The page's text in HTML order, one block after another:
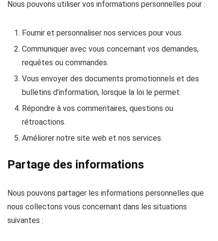
Nous pouvons utiliser vos informations personnelles pour :
Fournir et personnaliser nos services pour vous.
Communiquer avec vous concernant vos demandes,
requêtes ou commandes.
Vous envoyer des documents promotionnels et des
bulletins d’information, lorsque la loi le permet.
Répondre à vos commentaires, questions ou
rétroactions.
Améliorer notre site web et nos services.
Partage des informations
Nous pouvons partager les informations personnelles que
nous collectons vous concernant dans les situations
suivantes :